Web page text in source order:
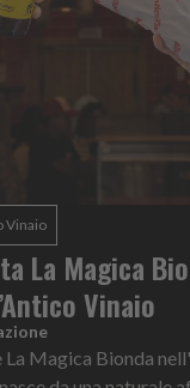
Vinaio
La Magica
Vinaio
La Magica Bionda